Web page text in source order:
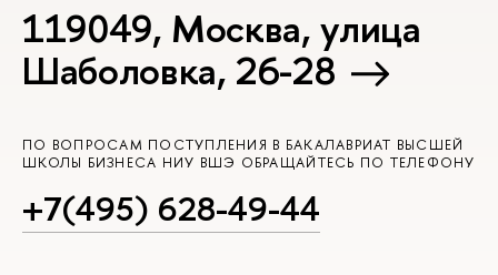
119049, Москва, улица
Шаболовка, 26-28
ПО ВОПРОСАМ ПОСТУПЛЕНИЯ В БАКАЛАВРИАТ ВЫСШЕЙ
ШКОЛЫ БИЗНЕСА НИУ ВШЭ ОБРАЩАЙТЕСЬ ПО ТЕЛЕФОНУ
+7(495) 628-49-44